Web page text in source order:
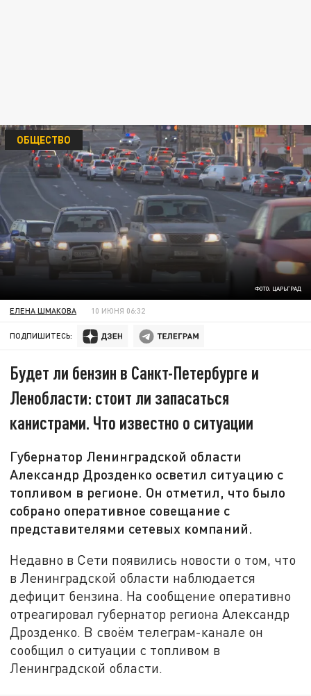
ФОТО: ЦАРЬГРАД
ОБЩЕСТВО
ЕЛЕНА ШМАКОВА 10 ИЮНЯ 06:32
ПОДПИШИТЕСЬ:
Будет ли бензин в Санкт-Петербурге и
Ленобласти: стоит ли запасаться
канистрами. Что известно о ситуации
Губернатор Ленинградской области
Александр Дрозденко осветил ситуацию с
топливом в регионе. Он отметил, что было
собрано оперативное совещание с
представителями сетевых компаний.
Недавно в Сети появились новости о том, что
в Ленинградской области наблюдается
дефицит бензина. На сообщение оперативно
отреагировал губернатор региона Александр
Дрозденко. В своём телеграм-канале он
сообщил о ситуации с топливом в
Ленинградской области.